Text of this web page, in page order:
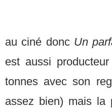
au ciné donc Un
est aussi
tonnes avec son
assez bien) mais la